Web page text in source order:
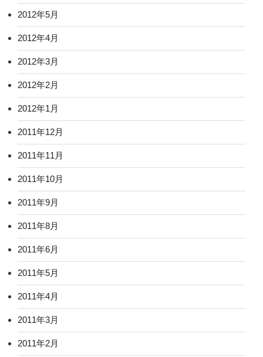
2012年5月
2012年4月
2012年3月
2012年2月
2012年1月
2011年12月
2011年11月
2011年10月
2011年9月
2011年8月
2011年6月
2011年5月
2011年4月
2011年3月
2011年2月